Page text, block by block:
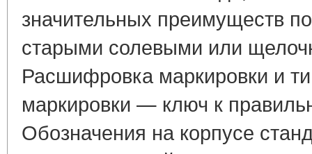
значительных преимуществ
старыми солевыми или
Расшифровка маркировки и
маркировки — ключ к
Обозначения на корпусе